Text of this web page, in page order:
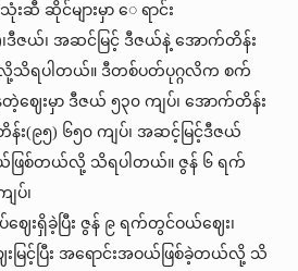
ဆီ ဆိုင်များမှာ ေ ရာင်း
ဒီဇယ်၊ အဆင်မြင့် ဒီဇယ်နဲ့ အောက်တိန်း
လို့သိရပါတယ်။ ဒီတစ်ပတ်ပုဂ္ဂလိက စက်
တဲ့ဈေးမှာ ဒီဇယ် ၅၃၀ ကျပ်၊ အောက်တိန်း
န်း(၉၅) ၆၅၀ ကျပ်၊ အဆင့်မြင့်ဒီဇယ်
ယ်ဖြစ်တယ်လို့ သိရပါတယ်။ ဇွန် ၆ ရက်
ပ်၊
ဈေးရှိခဲ့ပြီး ဇွန် ၉ ရက်တွင်ဝယ်ဈေး၊
းမြင့်ပြီး အရောင်းအဝယ်ဖြစ်ခဲ့တယ်လို့ သိ